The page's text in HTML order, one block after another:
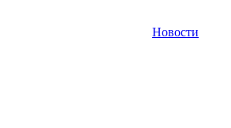
Новости